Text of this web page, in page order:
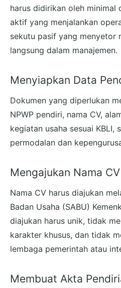
harus didirikan oleh minimal
aktif yang menjalankan
sekutu pasif yang menyetor
langsung dalam manajemen.
Menyiapkan Data
Dokumen yang diperlukan
NPWP pendiri, nama CV,
kegiatan usaha sesuai KBLI,
permodalan dan
Mengajukan Nama
Nama CV harus diajukan
Badan Usaha (SABU)
diajukan harus unik, tidak
karakter khusus, dan tidak
lembaga pemerintah atau
Membuat Akta